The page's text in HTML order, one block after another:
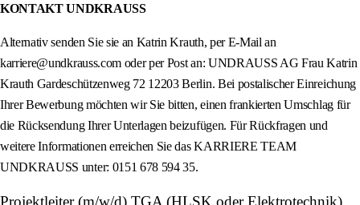
KONTAKT UNDKRAUSS
Alternativ senden Sie sie an Katrin Krauth, per E-Mail an
karriere@undkrauss.com oder per Post an: UNDRAUSS AG Frau Katrin
Krauth Gardeschützenweg 72 12203 Berlin. Bei postalischer Einreichung
Ihrer Bewerbung möchten wir Sie bitten, einen frankierten Umschlag für
die Rücksendung Ihrer Unterlagen beizufügen. Für Rückfragen und
weitere Informationen erreichen Sie das KARRIERE TEAM
UNDKRAUSS unter: 0151 678 594 35.
Projektleiter (m/w/d) TGA (HLSK oder Elektrotechnik)